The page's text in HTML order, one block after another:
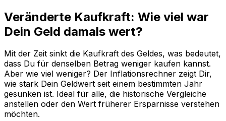
Veränderte Kaufkraft: Wie viel war
Dein Geld damals wert?
Mit der Zeit sinkt die Kaufkraft des Geldes, was bedeutet,
dass Du für denselben Betrag weniger kaufen kannst.
Aber wie viel weniger? Der Inflationsrechner zeigt Dir,
wie stark Dein Geldwert seit einem bestimmten Jahr
gesunken ist. Ideal für alle, die historische Vergleiche
anstellen oder den Wert früherer Ersparnisse verstehen
möchten.